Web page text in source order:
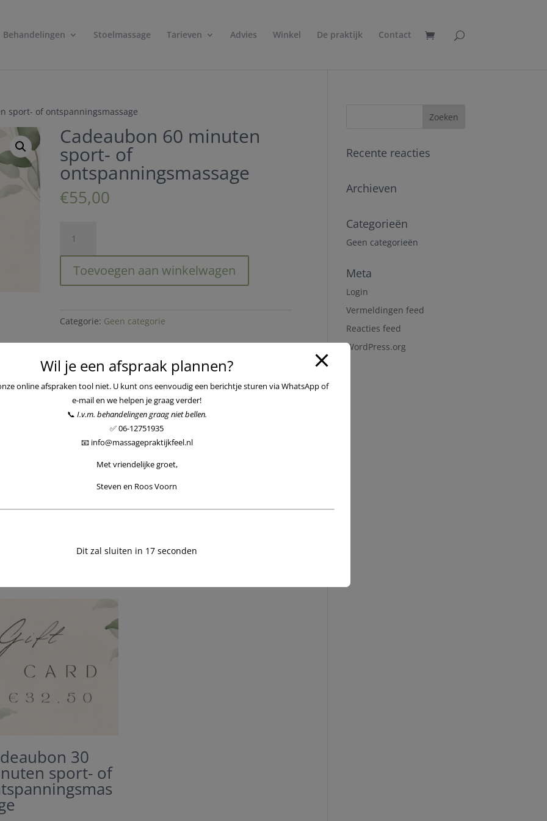
Behandelingen Stoelmassage Tarieven Advies Winkel De praktijk Contact
sport- of ontspanningsmassage
Cadeaubon 60 minuten
sport- of
ontspanningsmassage
€55,00
minuten
sport-
of
Toevoegen aan winkelwagen
Categorie: Geen categorie
naar de spieren die dit nodig hebben om te kunnen
kan ook goed helpen om hoofdpijnklachten te
en geest. Goed voor pijnlijke spieren maar ook om even
30
sport- of
Recente reacties
Archieven
Categorieën
Geen categorieën
Meta
Login
Vermeldingen feed
Reacties feed
WordPress.org
Wil je een afspraak plannen?
online afspraken tool niet. U kunt ons eenvoudig een berichtje sturen via WhatsApp of
e-mail en we helpen je graag verder!
📞 I.v.m. behandelingen graag niet bellen.
✅ 06-12751935
📧 info@massagepraktijkfeel.nl
Met vriendelijke groet,
Steven en Roos Voorn
Dit zal sluiten in 17 seconden